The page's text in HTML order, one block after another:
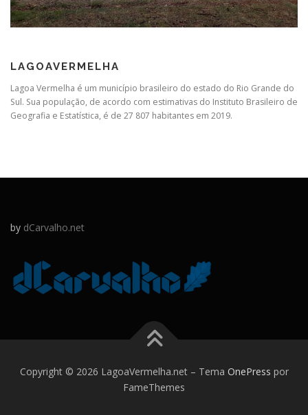
LAGOAVERMELHA
Lagoa Vermelha é um município brasileiro do estado do Rio Grande do
Sul. Sua população, de acordo com estimativas do Instituto Brasileiro de
Geografia e Estatística, é de 27 807 habitantes em 2019.
by dCarvalho.net
Copyright © 2026 LagoaVermelha.net – Tema OnePress por
FameThemes